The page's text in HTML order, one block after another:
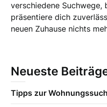
verschiedene Suchwege,
präsentiere dich
neuen Zuhause nichts
Neueste
Tipps zur